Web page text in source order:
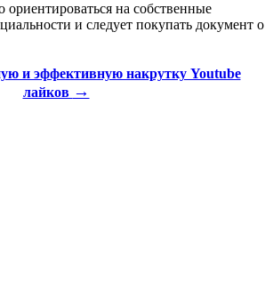
на собственные
и следует покупать документ о
и эффективную накрутку Youtube
лайков →